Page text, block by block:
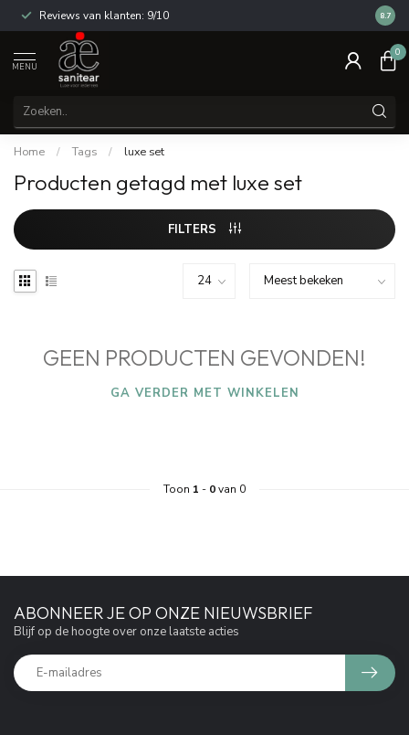
Reviews van klanten: 9/10 14
8.7
MENU
0
Home / Tags / luxe set
Producten getagd met luxe set
FILTERS
GEEN PRODUCTEN GEVONDEN!
GA VERDER MET WINKELEN
Toon 1 - 0van 0
ABONNEER JE OP ONZE NIEUWSBRIEF
Blijf op de hoogte over onze laatste acties